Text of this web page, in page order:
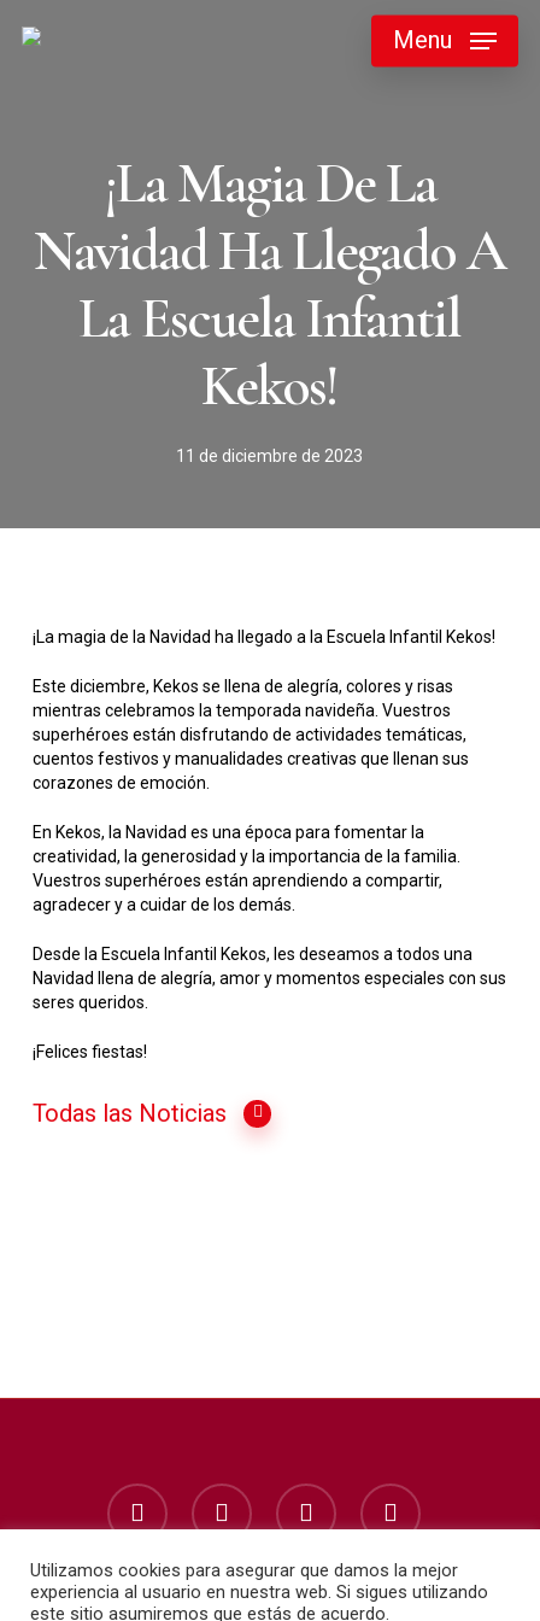
Menu
¡La Magia De La
Navidad Ha Llegado A
La Escuela Infantil
Kekos!
11 de diciembre de 2023
¡La magia de la Navidad ha llegado a la Escuela Infantil Kekos!
Este diciembre, Kekos se llena de alegría, colores y risas
mientras celebramos la temporada navideña. Vuestros
superhéroes están disfrutando de actividades temáticas,
cuentos festivos y manualidades creativas que llenan sus
corazones de emoción.
En Kekos, la Navidad es una época para fomentar la
creatividad, la generosidad y la importancia de la familia.
Vuestros superhéroes están aprendiendo a compartir,
agradecer y a cuidar de los demás.
Desde la Escuela Infantil Kekos, les deseamos a todos una
Navidad llena de alegría, amor y momentos especiales con sus
seres queridos.
¡Felices fiestas!
Todas las Noticias
facebook instagram whatsapp phone
Utilizamos cookies para asegurar que damos la mejor
experiencia al usuario en nuestra web. Si sigues utilizando
este sitio asumiremos que estás de acuerdo.